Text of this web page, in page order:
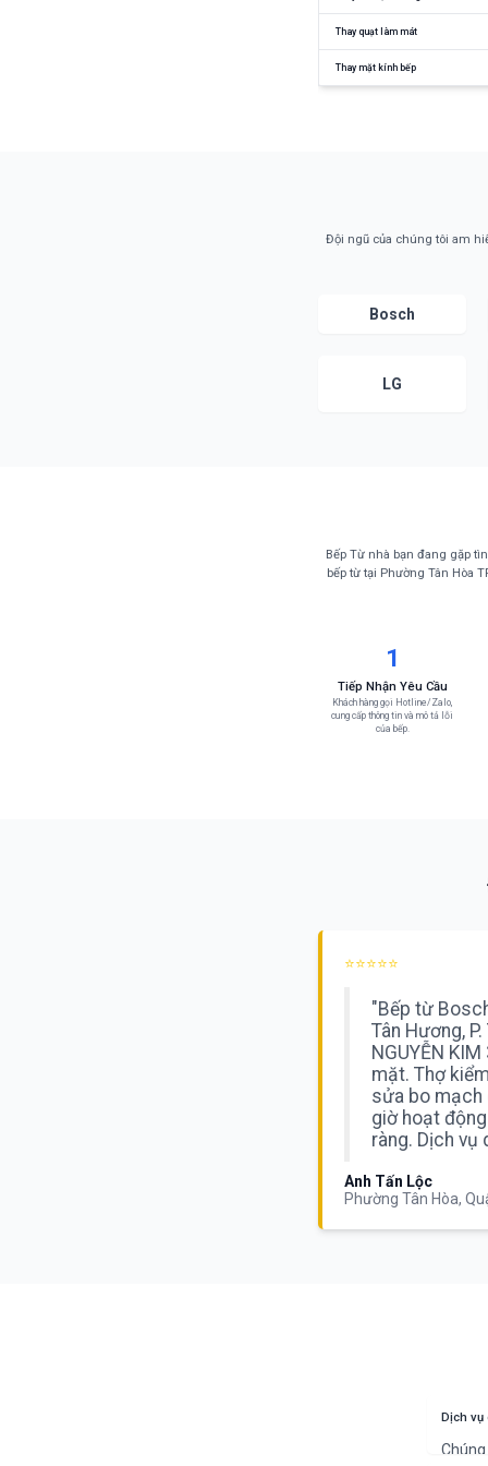
Thay quạt làm mát
Thay mặt kính bếp
Đội ngũ của chúng tôi am
Bosch
LG
Bếp Từ nhà bạn đang gặp
bếp từ tại Phường Tân Hòa
1
Tiếp Nhận Yêu Cầu
Khách hàng gọi Hotline/Zalo,
cung cấp thông tin và mô tả lỗi
của bếp.
⭐⭐⭐⭐⭐
"Bếp từ
Tân Hương,
NGUYỄN
mặt. Thợ
sửa bo mạch
giờ hoạt
ràng. Dịch vụ
Anh Tấn Lộc
Phường Tân Hòa,
Dịch vụ